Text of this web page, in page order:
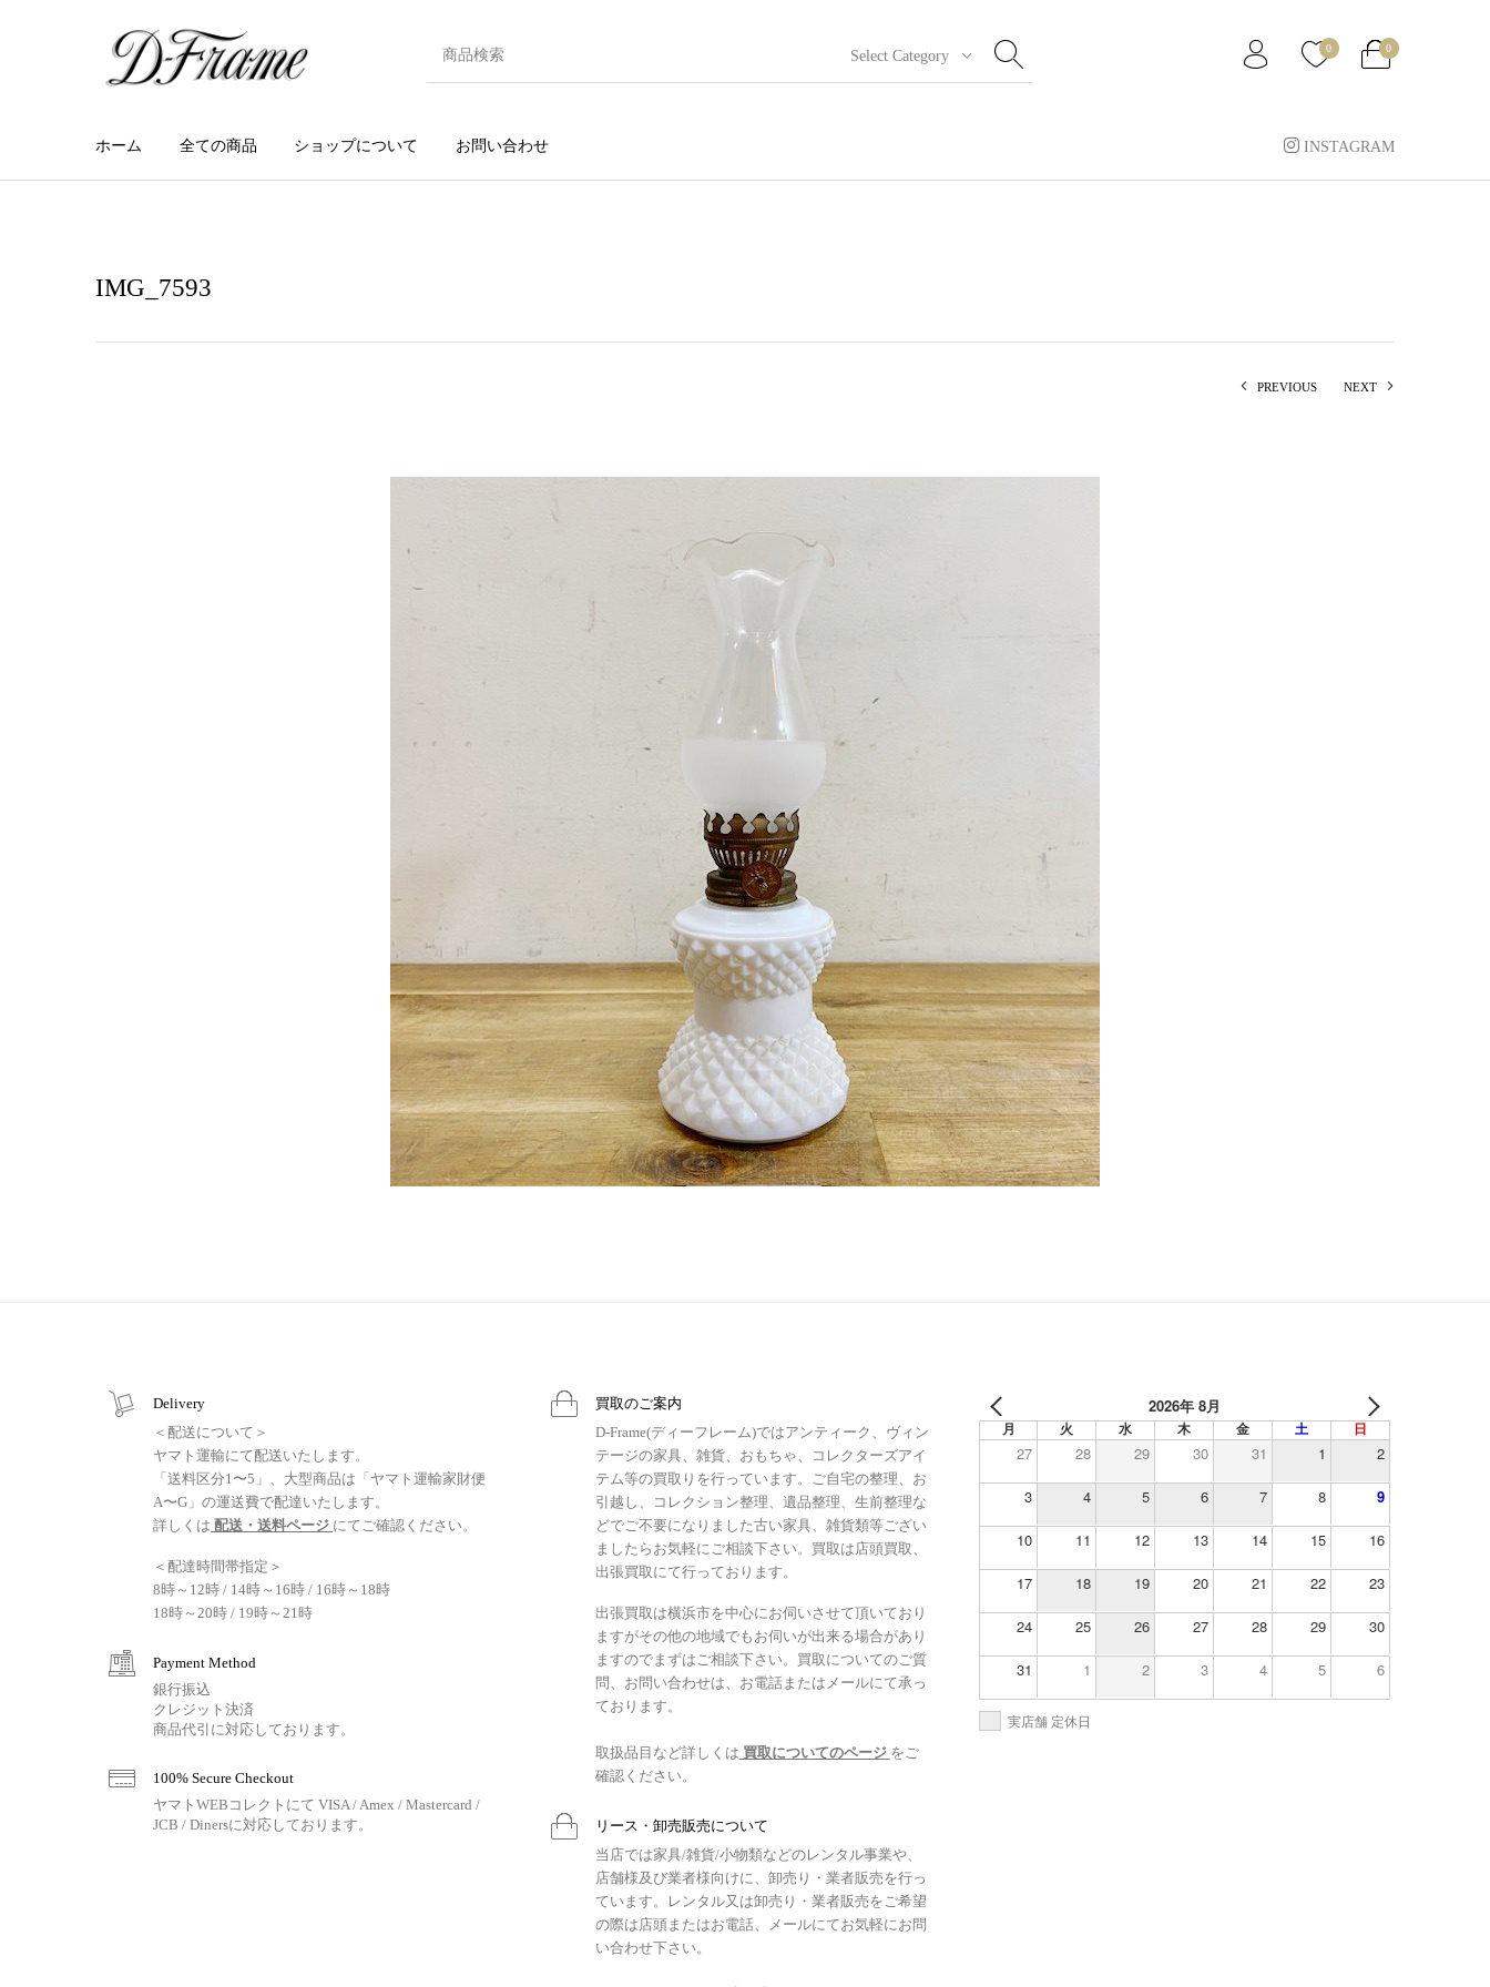
Select Category 0 0
ホーム 全ての商品 ショップについて お問い合わせ INSTAGRAM
IMG_7593
PREVIOUS NEXT
Delivery
＜配送について＞
ヤマト運輸にて配送いたします。
「送料区分1〜5」、大型商品は「ヤマト運輸家財便
A〜G」の運送費で配達いたします。
詳しくは 配送・送料ページ にてご確認ください。
＜配達時間帯指定＞
8時～12時 / 14時～16時 / 16時～18時
18時～20時 / 19時～21時
Payment Method
銀行振込
クレジット決済
商品代引に対応しております。
100% Secure Checkout
ヤマトWEBコレクトにて VISA / Amex / Mastercard /
JCB / Dinersに対応しております。
買取のご案内
D-Frame(ディーフレーム)ではアンティーク、ヴィン
テージの家具、雑貨、おもちゃ、コレクターズアイ
テム等の買取りを行っています。ご自宅の整理、お
引越し、コレクション整理、遺品整理、生前整理な
どでご不要になりました古い家具、雑貨類等ござい
ましたらお気軽にご相談下さい。買取は店頭買取、
出張買取にて行っております。
出張買取は横浜市を中心にお伺いさせて頂いており
ますがその他の地域でもお伺いが出来る場合があり
ますのでまずはご相談下さい。買取についてのご質
問、お問い合わせは、お電話またはメールにて承っ
ております。
取扱品目など詳しくは 買取についてのページ をご
確認ください。
リース・卸売販売について
当店では家具/雑貨/小物類などのレンタル事業や、
店舗様及び業者様向けに、卸売り・業者販売を行っ
ています。レンタル又は卸売り・業者販売をご希望
の際は店頭またはお電話、メールにてお気軽にお問
い合わせ下さい。
2026年 8月
月 火 水 木 金 土 日
27 28 29 30 31 1 2
3 4 5 6 7 8 9
10 11 12 13 14 15 16
17 18 19 20 21 22 23
24 25 26 27 28 29 30
31 1 2 3 4 5 6
実店舗 定休日